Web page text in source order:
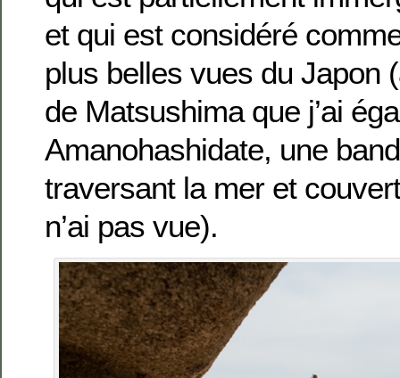
et qui est considéré
plus belles vues du Japon
de Matsushima que j’ai
Amanohashidate, une
traversant la mer et
n’ai pas vue).